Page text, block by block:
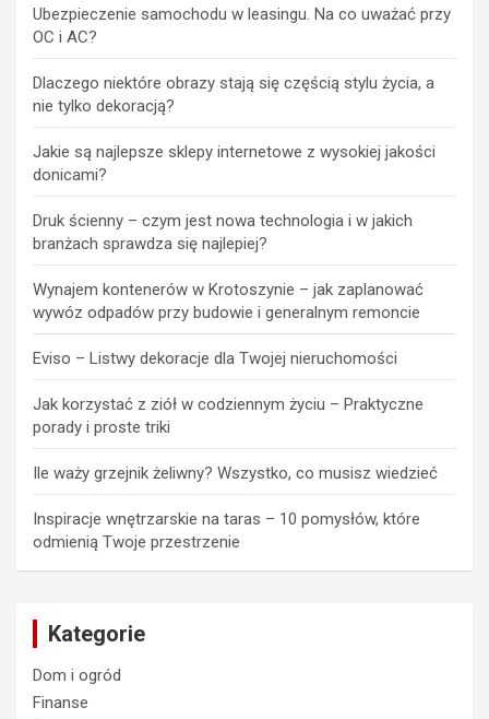
Ubezpieczenie samochodu w leasingu. Na co uważać przy
OC i AC?
Dlaczego niektóre obrazy stają się częścią stylu życia, a
nie tylko dekoracją?
Jakie są najlepsze sklepy internetowe z wysokiej jakości
donicami?
Druk ścienny – czym jest nowa technologia i w jakich
branżach sprawdza się najlepiej?
Wynajem kontenerów w Krotoszynie – jak zaplanować
wywóz odpadów przy budowie i generalnym remoncie
Eviso – Listwy dekoracje dla Twojej nieruchomości
Jak korzystać z ziół w codziennym życiu – Praktyczne
porady i proste triki
Ile waży grzejnik żeliwny? Wszystko, co musisz wiedzieć
Inspiracje wnętrzarskie na taras – 10 pomysłów, które
odmienią Twoje przestrzenie
Kategorie
Dom i ogród
Finanse